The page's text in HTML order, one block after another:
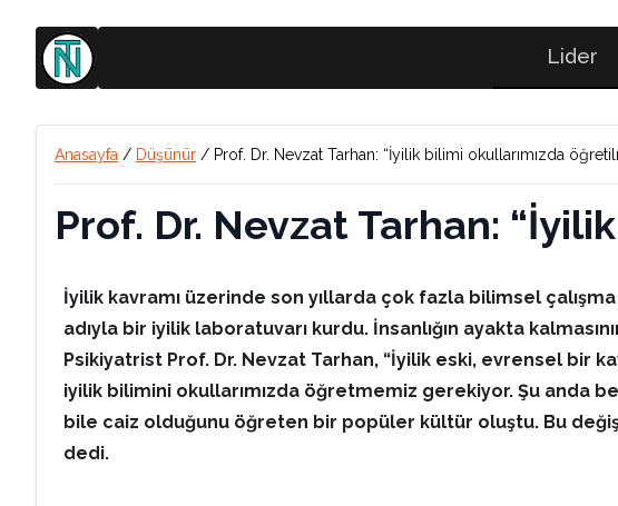
Lider
Anasayfa / Düşünür / Prof. Dr. Nevzat Tarhan: “İyilik bilimi okullarımızda
Prof. Dr. Nevzat Tarhan:
İyilik kavramı üzerinde son yıllarda çok fazla bilimsel
adıyla bir iyilik laboratuvarı kurdu. İnsanlığın ayakta
Psikiyatrist Prof. Dr. Nevzat Tarhan, “İyilik eski, evrensel bir
iyilik bilimini okullarımızda öğretmemiz gerekiyor. Şu anda
bile caiz olduğunu öğreten bir popüler kültür oluştu. Bu
dedi.